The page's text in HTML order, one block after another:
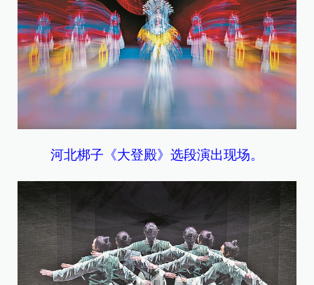
河北梆子《大登殿》选段演出现场。